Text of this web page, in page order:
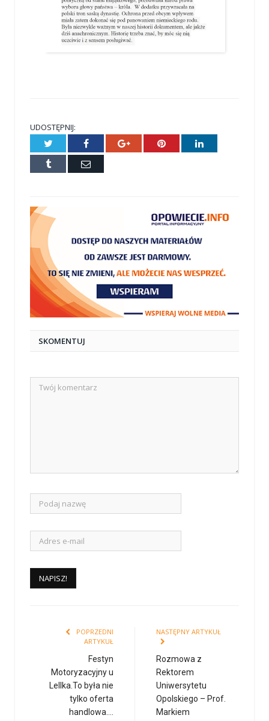
UDOSTĘPNIJ:
Twitter Facebook Google+ Pinterest LinkedIn
Tumblr
E-
SKOMENTUJ
POPRZEDNI
ARTYKUŁ
Festyn
Motoryzacyjny u
Lellka.To była nie
tylko oferta
handlowa….
NASTĘPNY ARTYKUŁ
Rozmowa z
Rektorem
Uniwersytetu
Opolskiego – Prof.
Markiem